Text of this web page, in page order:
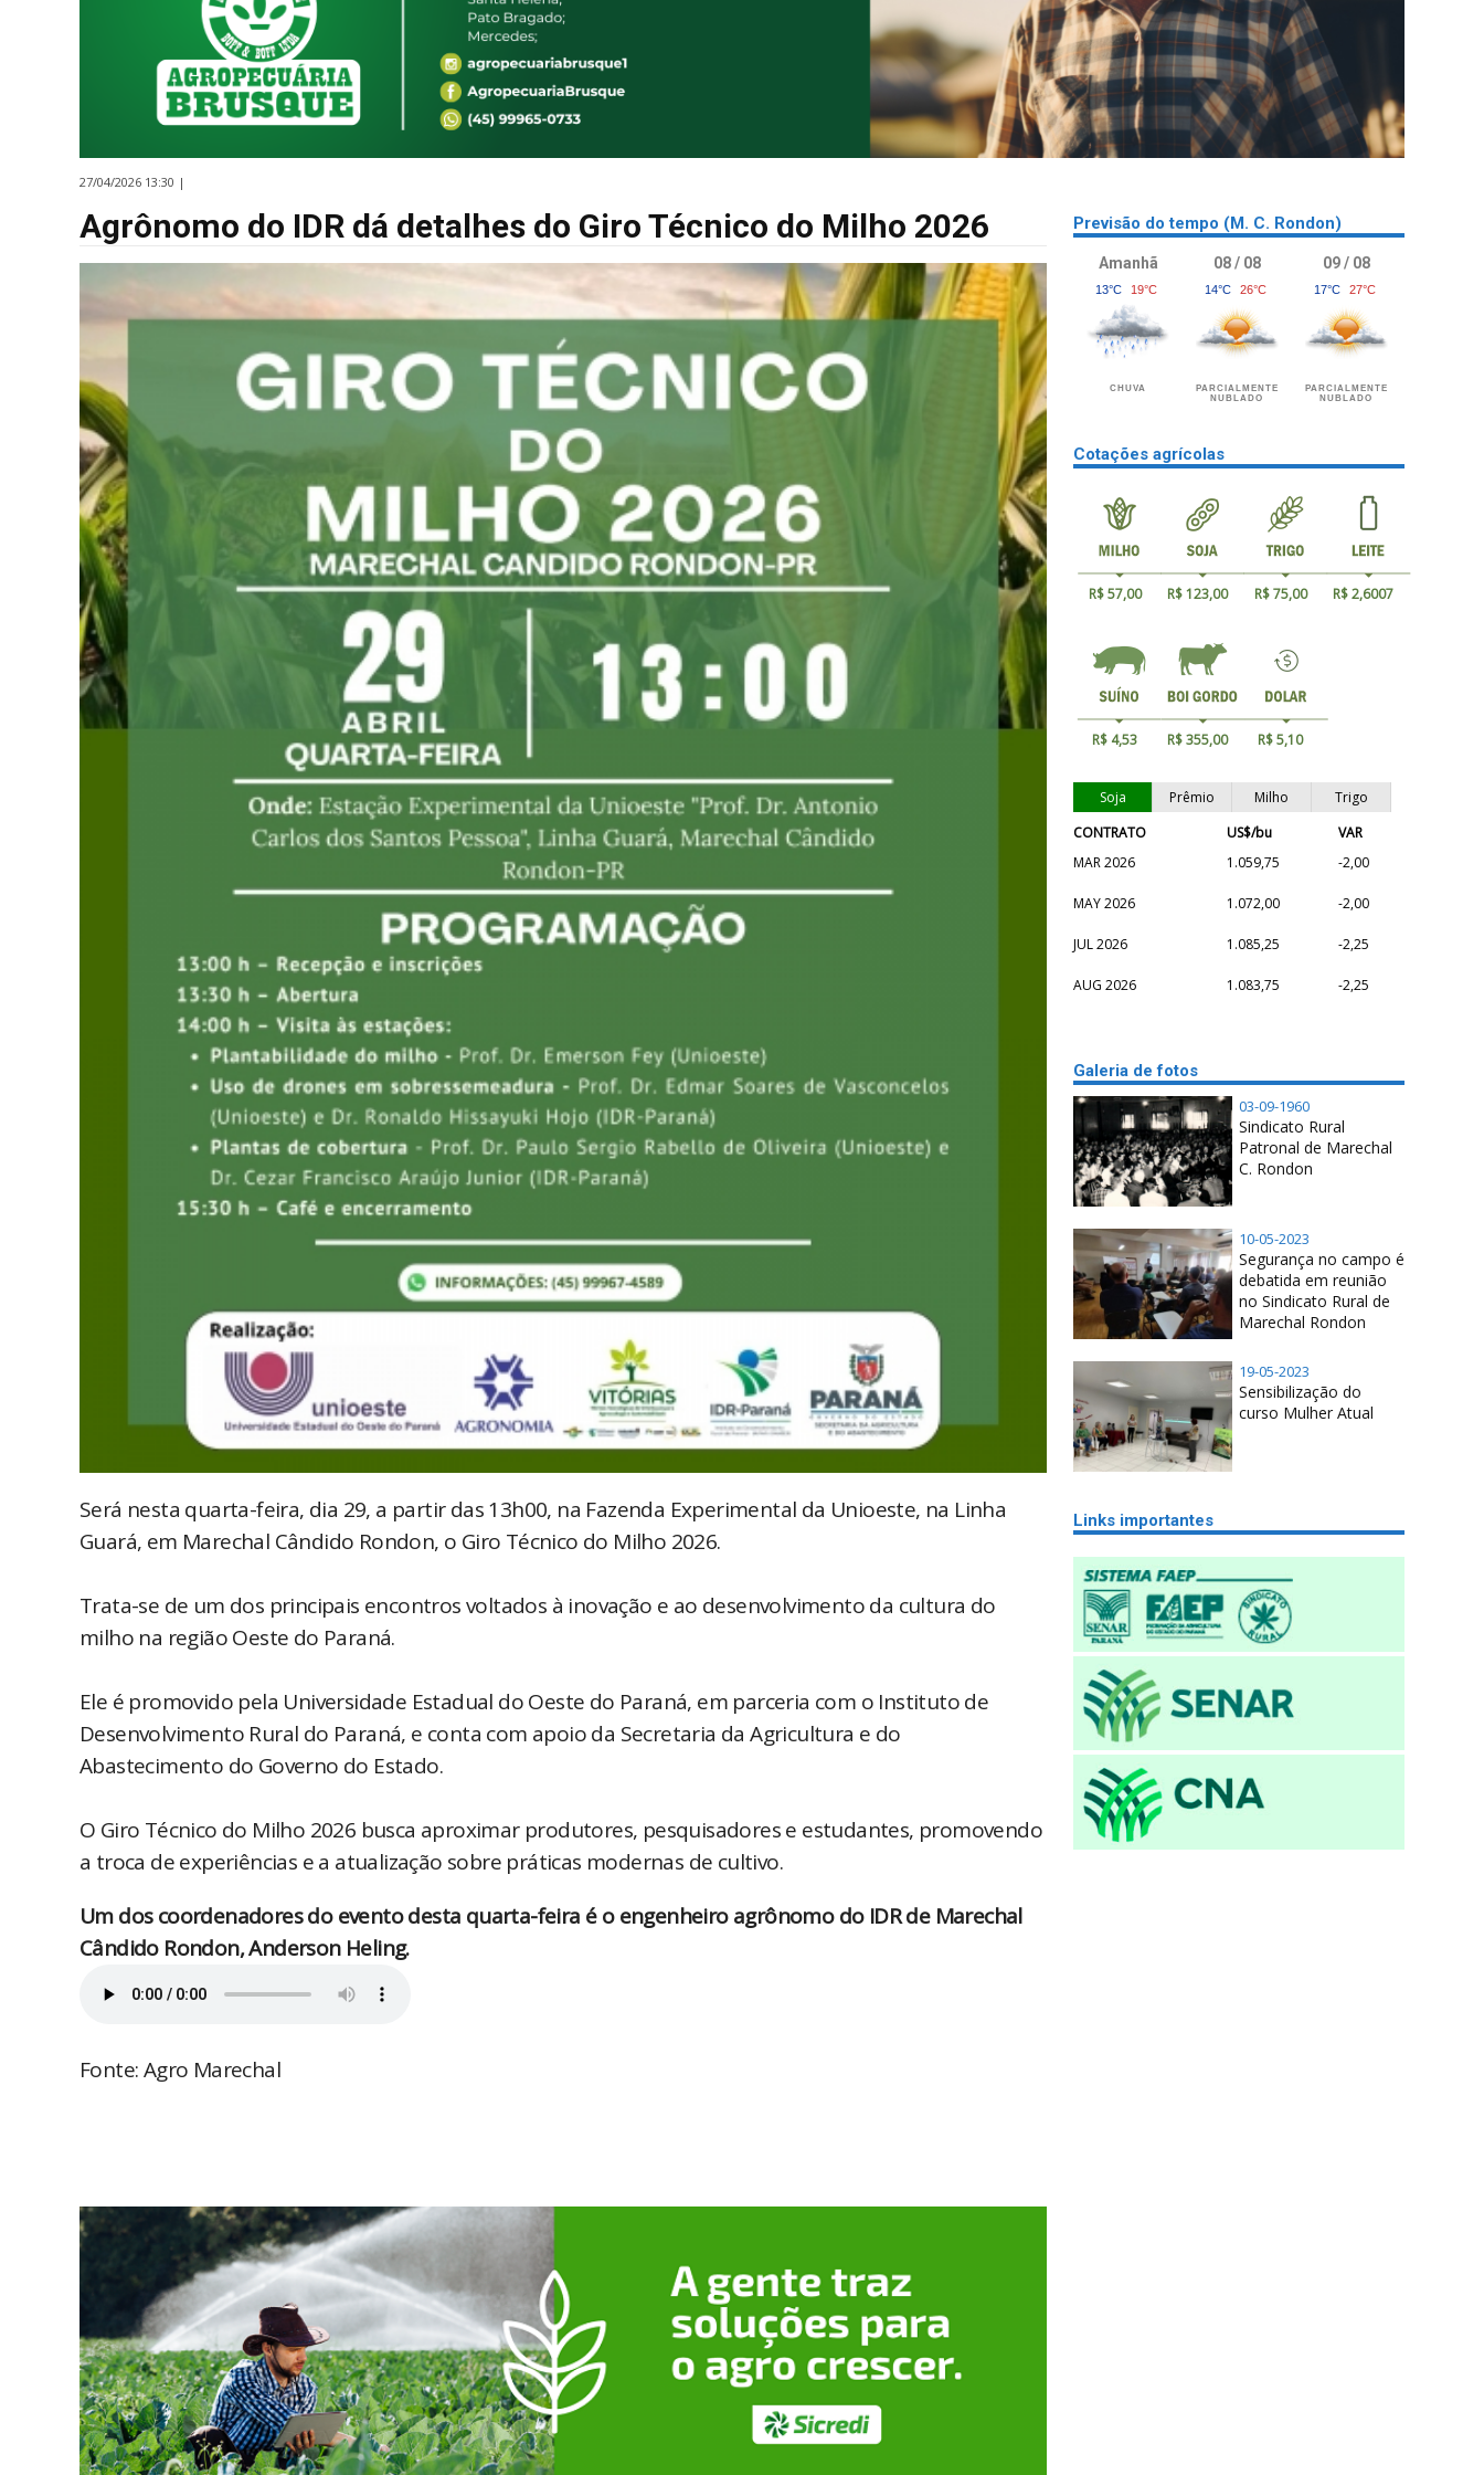
27/04/2026 13:30 |
Agrônomo do IDR dá detalhes do Giro Técnico do Milho 2026
Será nesta quarta-feira, dia 29, a partir das 13h00, na Fazenda Experimental da Unioeste, na Linha
Guará, em Marechal Cândido Rondon, o Giro Técnico do Milho 2026.
Trata-se de um dos principais encontros voltados à inovação e ao desenvolvimento da cultura do
milho na região Oeste do Paraná.
Ele é promovido pela Universidade Estadual do Oeste do Paraná, em parceria com o Instituto de
Desenvolvimento Rural do Paraná, e conta com apoio da Secretaria da Agricultura e do
Abastecimento do Governo do Estado.
O Giro Técnico do Milho 2026 busca aproximar produtores, pesquisadores e estudantes, promovendo
a troca de experiências e a atualização sobre práticas modernas de cultivo.
Um dos coordenadores do evento desta quarta-feira é o engenheiro agrônomo do IDR de Marechal
Cândido Rondon, Anderson Heling.
Fonte: Agro Marechal
Previsão do tempo (M. C. Rondon)
Amanhã
13°C 19°C
CHUVA
08 / 08
14°C 26°C
PARCIALMENTE
NUBLADO
09 / 08
17°C 27°C
PARCIALMENTE
NUBLADO
Cotações agrícolas
R$ 57,00 R$ 123,00 R$ 75,00 R$ 2,6007
R$ 4,53 R$ 355,00 R$ 5,10
Soja Prêmio Milho
Trigo
CONTRATO
US$/bu
VAR
MAR 2026
1.059,75 -2,00
MAY 2026 1.072,00 -2,00
JUL 2026 1.085,25 -2,25
AUG 2026 1.083,75 -2,25
Galeria de fotos
03-09-1960
Sindicato Rural
Patronal de Marechal
C. Rondon
10-05-2023
Segurança no campo é
debatida em reunião
no Sindicato Rural de
Marechal Rondon
19-05-2023
Sensibilização do
curso Mulher Atual
Links importantes